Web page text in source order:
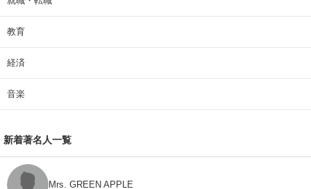
教育
経済
音楽
新着著名人一覧
Mrs. GREEN APPLE